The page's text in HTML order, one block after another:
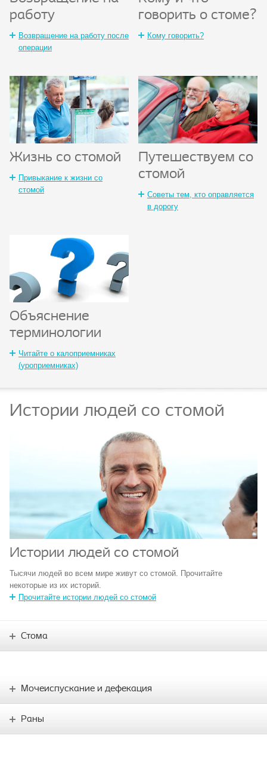
работу
Возвращение на работу после
операции
говорить о стоме?
Кому говорить?
Жизнь со стомой
Привыкание к жизни со
стомой
Путешествуем со
стомой
Советы тем, кто оправляется
в дорогу
Объяснение
терминологии
Читайте о калоприемниках
(уроприемниках)
Истории людей со стомой
Истории людей со стомой
Тысячи людей во всем мире живут со стомой. Прочитайте
некоторые из их историй.
Прочитайте истории людей со стомой
Стома
Мочеиспускание и дефекация
Раны